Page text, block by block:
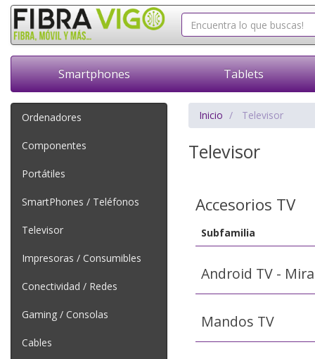
Smartphones Tablets
Ordenadores
Componentes
Portátiles
SmartPhones / Teléfonos
Televisor
Impresoras / Consumibles
Conectividad / Redes
Gaming / Consolas
Cables
Inicio Televisor
Televisor
Accesorios TV
Subfamilia
Android TV -
Mandos TV